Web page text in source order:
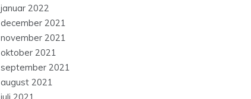
januar 2022
december 2021
november 2021
oktober 2021
september 2021
august 2021